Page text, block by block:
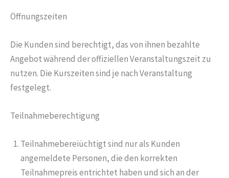
Öffnungszeiten
Die Kunden sind berechtigt, das von ihnen bezahlte
Angebot während der offiziellen Veranstaltungszeit zu
nutzen. Die Kurszeiten sind je nach Veranstaltung
festgelegt.
Teilnahmeberechtigung
Teilnahmebereiüchtigt sind nur als Kunden
angemeldete Personen, die den korrekten
Teilnahmepreis entrichtet haben und sich an der